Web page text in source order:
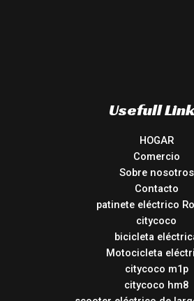
Usefull
HOGAR
Comercio
Sobre nosotros
Contacto
patinete eléctrico
citycoco
bicicleta
Motocicleta
citycoco m1p
citycoco hm8